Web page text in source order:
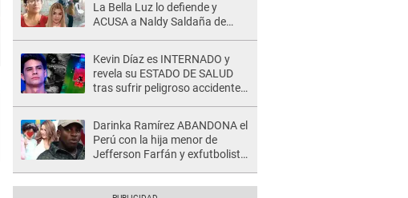
La Bella Luz lo defiende y
ACUSA a Naldy Saldaña de
Kevin Díaz es INTERNADO y
revela su ESTADO DE SALUD
tras sufrir peligroso accidente
Darinka Ramírez ABANDONA el
Perú con la hija menor de
Jefferson Farfán y exfutbolista